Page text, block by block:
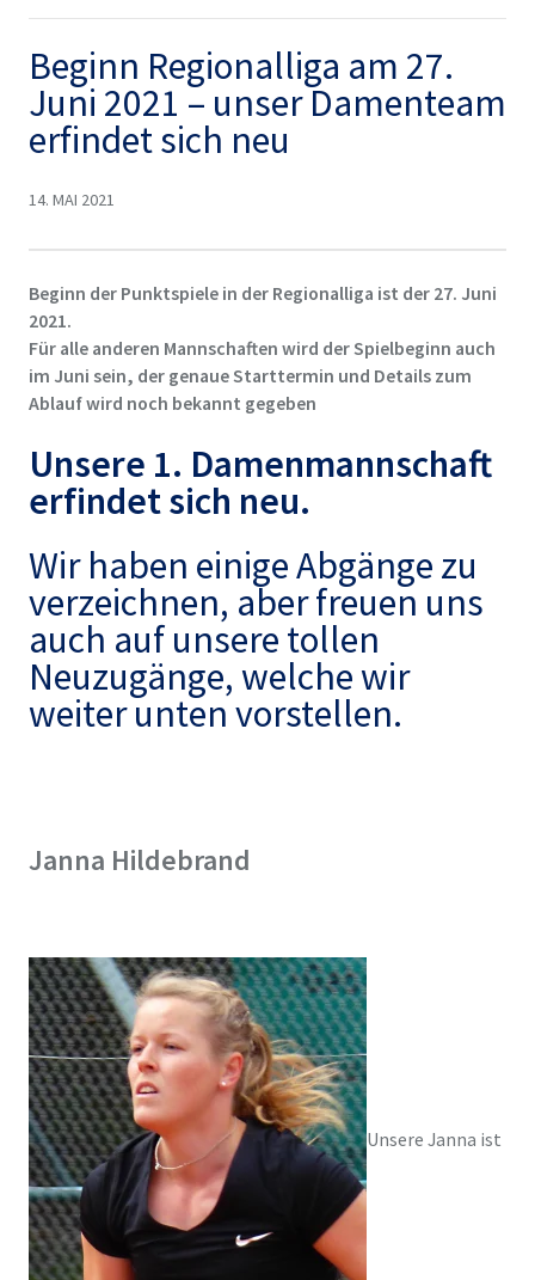
Beginn Regionalliga am 27.
Juni 2021 – unser Damenteam
erfindet sich neu
14. MAI 2021
Beginn der Punktspiele in der Regionalliga ist der 27. Juni
2021.
Für alle anderen Mannschaften wird der Spielbeginn auch
im Juni sein, der genaue Starttermin und Details zum
Ablauf wird noch bekannt gegeben
Unsere 1. Damenmannschaft
erfindet sich neu.
Wir haben einige Abgänge zu
verzeichnen, aber freuen uns
auch auf unsere tollen
Neuzugänge, welche wir
weiter unten vorstellen.
Janna Hildebrand
Unsere Janna ist